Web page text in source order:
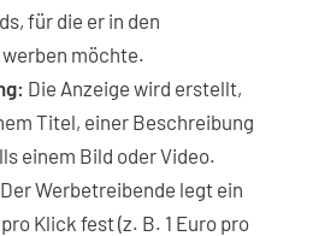
für die er in den
möchte.
Die Anzeige wird erstellt,
Titel, einer Beschreibung
einem Bild oder Video.
Der Werbetreibende legt ein
Klick fest (z. B. 1 Euro pro